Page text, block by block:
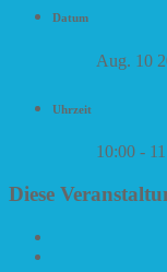
Datum
Aug. 10
Uhrzeit
10:00 -
Diese